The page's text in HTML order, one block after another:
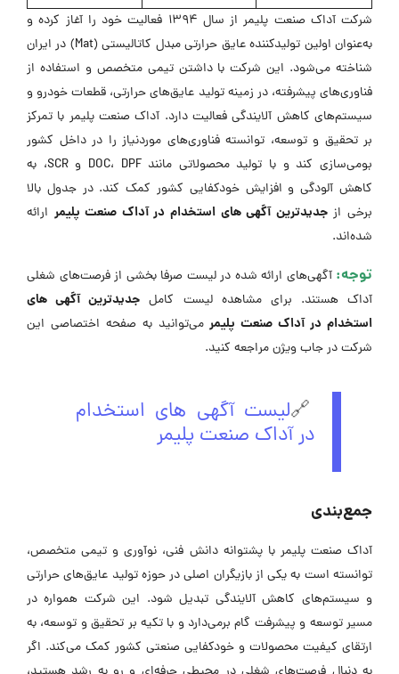
شرکت آداک صنعت پلیمر از سال ۱۳۹۴ فعالیت خود را آغاز کرده و
به‌عنوان اولین تولیدکننده عایق حرارتی مبدل کاتالیستی (Mat) در ایران
شناخته می‌شود. این شرکت با داشتن تیمی متخصص و استفاده از
فناوری‌های پیشرفته، در زمینه تولید عایق‌های حرارتی، قطعات خودرو و
سیستم‌های کاهش آلایندگی فعالیت دارد. آداک صنعت پلیمر با تمرکز
بر تحقیق و توسعه، توانسته فناوری‌های موردنیاز را در داخل کشور
بومی‌سازی کند و با تولید محصولاتی مانند DOC، DPF و SCR، به
کاهش آلودگی و افزایش خودکفایی کشور کمک کند. در جدول بالا
برخی ازجدیدترین آگهی های استخدام در آداک صنعت پلیمر ارائه
شده‌اند.
توجه: آگهی‌های ارائه شده در لیست صرفا بخشی از فرصت‌های شغلی
آداک هستند. برای مشاهده لیست کامل جدیدترین آگهی های
استخدام در آداک صنعت پلیمرمی‌توانید به صفحه اختصاصی این
شرکت در جاب ویژن مراجعه کنید.
🔗لیست آگهی های استخدام
در آداک صنعت پلیمر
جمع‌بندی
آداک صنعت پلیمر با پشتوانه دانش فنی، نوآوری و تیمی متخصص،
توانسته است به یکی از بازیگران اصلی در حوزه تولید عایق‌های حرارتی
و سیستم‌های کاهش آلایندگی تبدیل شود. این شرکت همواره در
مسیر توسعه و پیشرفت گام برمی‌دارد و با تکیه بر تحقیق و توسعه، به
ارتقای کیفیت محصولات و خودکفایی صنعتی کشور کمک می‌کند. اگر